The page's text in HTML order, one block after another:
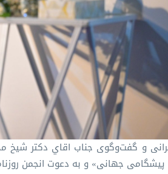
و گفت‌وگوی جناب اقاي دکتر شیخ
جهانی» و به دعوت انجمن